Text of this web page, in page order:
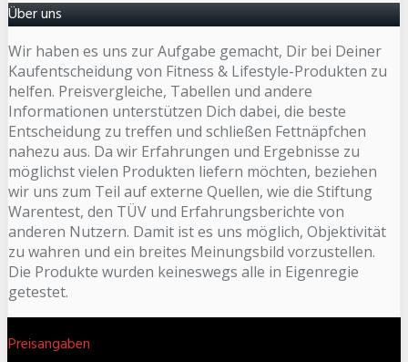
Über uns
Wir haben es uns zur Aufgabe gemacht, Dir bei Deiner
Kaufentscheidung von Fitness & Lifestyle-Produkten zu
helfen. Preisvergleiche, Tabellen und andere
Informationen unterstützen Dich dabei, die beste
Entscheidung zu treffen und schließen Fettnäpfchen
nahezu aus. Da wir Erfahrungen und Ergebnisse zu
möglichst vielen Produkten liefern möchten, beziehen
wir uns zum Teil auf externe Quellen, wie die Stiftung
Warentest, den TÜV und Erfahrungsberichte von
anderen Nutzern. Damit ist es uns möglich, Objektivität
zu wahren und ein breites Meinungsbild vorzustellen.
Die Produkte wurden keineswegs alle in Eigenregie
getestet.
Preisangaben